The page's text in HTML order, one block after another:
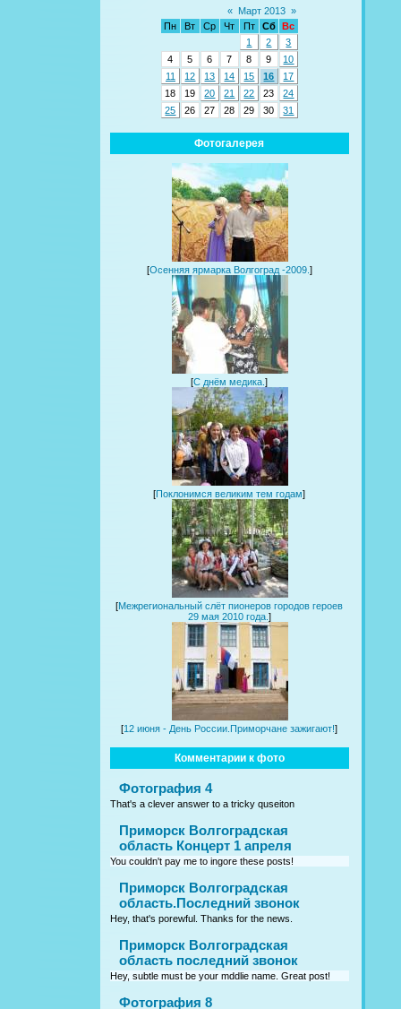
« Март 2013 »
Пн
Вт Ср Чт Пт Сб
Вс
1
2
3
4
5 6 7 8 9
10
11
12 13 14 15 16
17
18
19 20 21 22 23
24
25
26 27 28 29 30 31
Фотогалерея
[Осенняя ярмарка Волгоград -2009. ]
[С днём медика.]
[Поклонимся великим тем годам]
[Межрегиональный слёт пионеров городов героев
29 мая 2010 года. ]
[12 июня - День России.Приморчане зажигают!]
Комментарии к фото
Фотография 4
That's a clever answer to a tricky quseiton
Приморск Волгоградская
область Концерт 1 апреля
You couldn't pay me to ingore these posts!
Приморск Волгоградская
область.Последний звонок
Hey, that's porewful. Thanks for the news.
Приморск Волгоградская
область последний звонок
Hey, subtle must be your mddlie name. Great post!
Фотография 8